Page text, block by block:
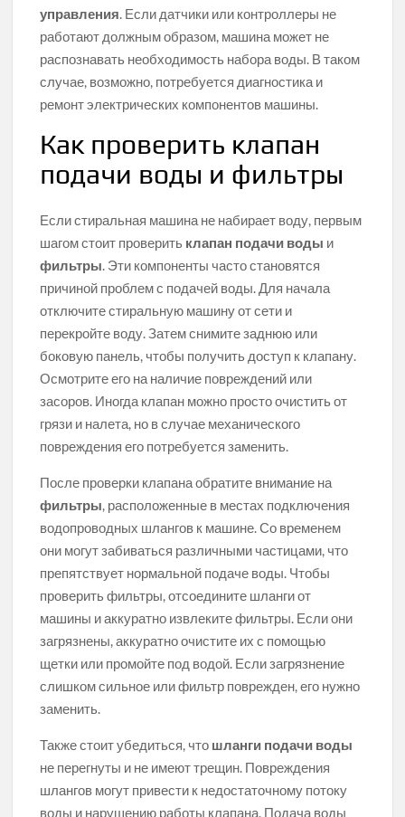
управления . Если датчики или контроллеры не
работают должным образом, машина может не
распознавать необходимость набора воды. В таком
случае, возможно, потребуется диагностика и
ремонт электрических компонентов машины.
Как проверить клапан
подачи воды и фильтры
Если стиральная машина не набирает воду, первым
шагом стоит проверить клапан подачи воды и
фильтры. Эти компоненты часто становятся
причиной проблем с подачей воды. Для начала
отключите стиральную машину от сети и
перекройте воду. Затем снимите заднюю или
боковую панель, чтобы получить доступ к клапану.
Осмотрите его на наличие повреждений или
засоров. Иногда клапан можно просто очистить от
грязи и налета, но в случае механического
повреждения его потребуется заменить.
После проверки клапана обратите внимание на
фильтры, расположенные в местах подключения
водопроводных шлангов к машине. Со временем
они могут забиваться различными частицами, что
препятствует нормальной подаче воды. Чтобы
проверить фильтры, отсоедините шланги от
машины и аккуратно извлеките фильтры. Если они
загрязнены, аккуратно очистите их с помощью
щетки или промойте под водой. Если загрязнение
слишком сильное или фильтр поврежден, его нужно
заменить.
Также стоит убедиться, что шланги подачи воды
не перегнуты и не имеют трещин. Повреждения
шлангов могут привести к недостаточному потоку
воды и нарушению работы клапана. Подача воды